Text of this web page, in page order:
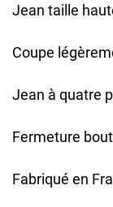
Jean taille
Coupe
Jean à quatre
Fermeture
Fabriqué en